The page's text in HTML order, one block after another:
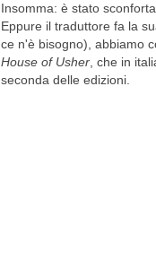
Insomma: è stato
Eppure il traduttore fa la
ce n'è bisogno), abbiamo
House of Usher, che in
seconda delle edizioni.